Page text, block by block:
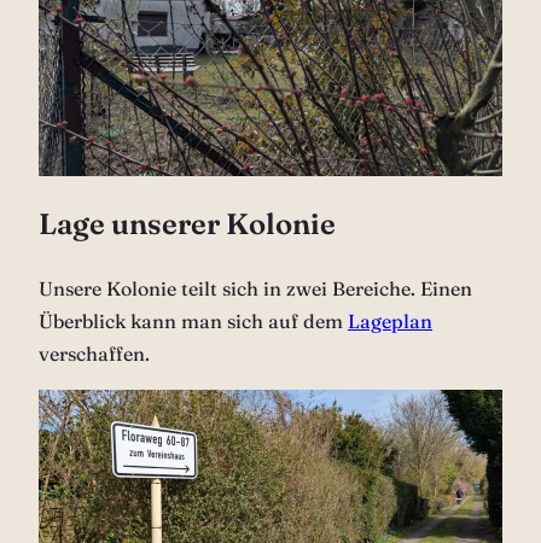
Lage unserer Kolonie
Unsere Kolonie teilt sich in zwei Bereiche. Einen
Überblick kann man sich auf dem Lageplan
verschaffen.